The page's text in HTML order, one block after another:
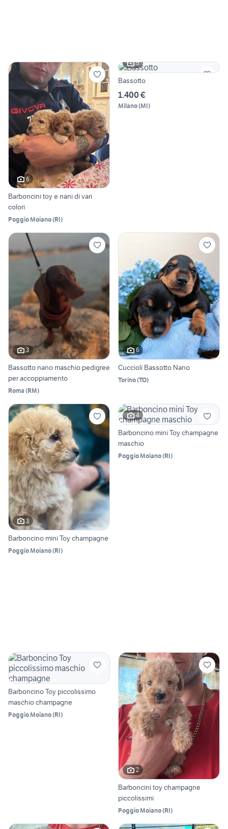
6
Barboncini toy e nani di vari
colori
Poggio Moiano(RI)
5
Bassotto
1.400 €
Milano(MI)
3
Bassotto nano maschio pedigree
per accoppiamento
Roma (RM)
6
Cuccioli Bassotto Nano
Torino(TO)
3
Barboncino mini Toy champagne
Poggio Moiano(RI)
4
Barboncino mini Toy champagne
maschio
Poggio Moiano(RI)
Barboncino Toy piccolissimo
maschio champagne
Poggio Moiano(RI)
2
Barboncini toy champagne
piccolissimi
Poggio Moiano(RI)